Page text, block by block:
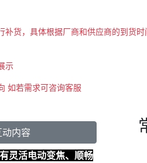
货，具体根据厂商和供应商的到货时
示
如若需求可咨询客服
动内容
灵活电动变焦、顺畅